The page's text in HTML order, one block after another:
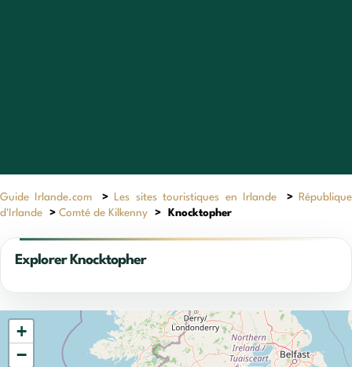
Guide Irlande.com > Les sites touristiques en Irlande >
République
d'Irlande
> Comté de Kilkenny > Knocktopher
Explorer Knocktopher
+
−